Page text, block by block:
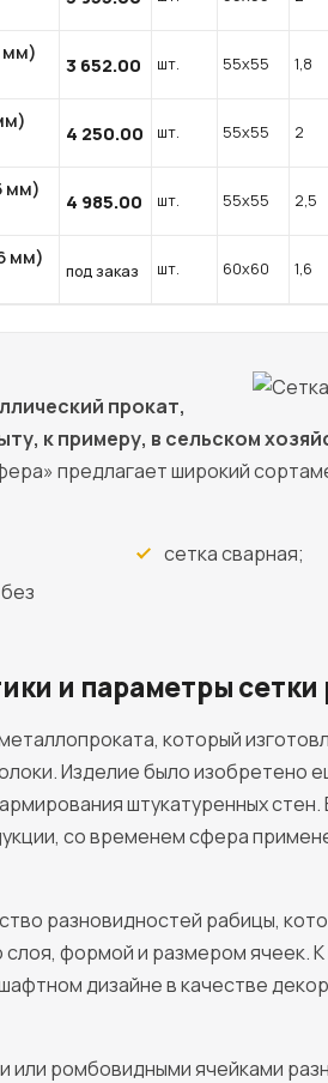
мм)
3 652.00 шт. 55х55 1,8
4 250.00 шт. 55х55 2
мм)
4 985.00 шт. 55х55 2,5
мм)
под заказ шт. 60х60 1,6
прокат,
к примеру, в сельском
предлагает широкий
сетка сварная;
и параметры
который
Изделие было изобретено
штукатуренных
со временем сфера
разновидностей рабицы,
формой и размером ячеек.
дизайне в качестве
или ромбовидными ячейками